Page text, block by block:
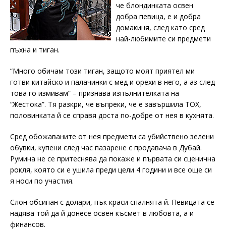
че блондинката освен
добра певица, е и добра
домакиня, след като сред
най-любимите си предмети
пъхна и тиган.
“Много обичам този тиган, защото моят приятел ми
готви китайско и палачинки с мед и орехи в него, а аз след
това го измивам” – признава изпълнителката на
“Жестока”. Тя разкри, че въпреки, че е завършила ТОХ,
половинката й се справя доста по-добре от нея в кухнята.
Сред обожаваните от нея предмети са убийствено зелени
обувки, купени след час пазарене с продавача в Дубай.
Румина не се притеснява да покаже и първата си сценична
рокля, която си е ушила преди цели 4 години и все още си
я носи по участия.
Слон обсипан с долари, пък краси спалнята й. Певицата се
надява той да й донесе освен късмет в любовта, а и
финансов.